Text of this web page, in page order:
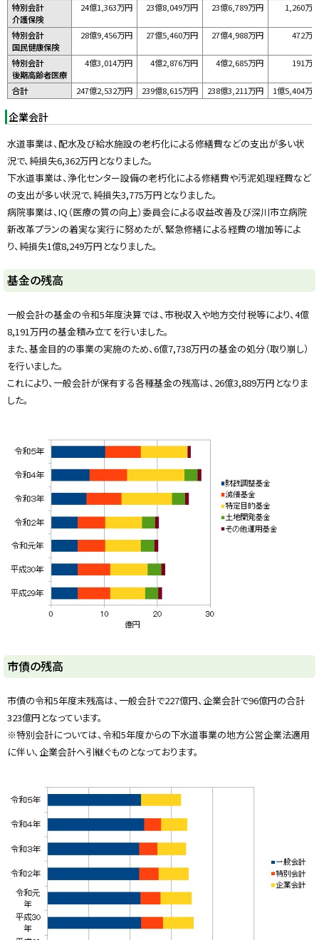
特別会計
介護保険
24億1,363万円 23億8,049万円 23億6,789万円 1,260万
特別会計
国民健康保険
28億9,456万円 27億5,460万円 27億4,988万円 472万
特別会計
後期高齢者医療
4億3,014万円 4億2,876万円 4億2,685万円 191万
合計 247億2,532万円 239億8,615万円 238億3,211万円 1億5,404万
企業会計
水道事業は、配水及び給水施設の老朽化による修繕費などの支出が多い状
況で、純損失6,362万円となりました。
下水道事業は、浄化センター設備の老朽化による修繕費や汚泥処理経費など
の支出が多い状況で、純損失3,775万円となりました。
病院事業は、IQ（医療の質の向上）委員会による収益改善及び深川市立病院
新改革プランの着実な実行に努めたが、緊急修繕による経費の増加等によ
り、純損失1億8,249万円となりました。
ト
ッ
プ
に
戻
る
基金の残高
一般会計の基金の令和5年度決算では、市税収入や地方交付税等により、4億
8,191万円の基金積み立てを行いました。
また、基金目的の事業の実施のため、6億7,738万円の基金の処分（取り崩し）
を行いました。
これにより、一般会計が保有する各種基金の残高は、26億3,889万円となりま
した。
ト
ッ
プ
に
戻
る
市債の残高
市債の令和5年度末残高は、一般会計で227億円、企業会計で96億円の合計
323億円となっています。
※特別会計については、令和5年度からの下水道事業の地方公営企業法適用
に伴い、企業会計へ引継ぐものとなっております。